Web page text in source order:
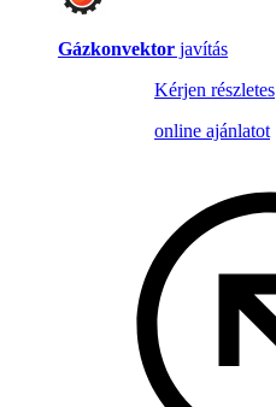
Gázkonvektor javítás
Kérjen részletes
online ajánlatot